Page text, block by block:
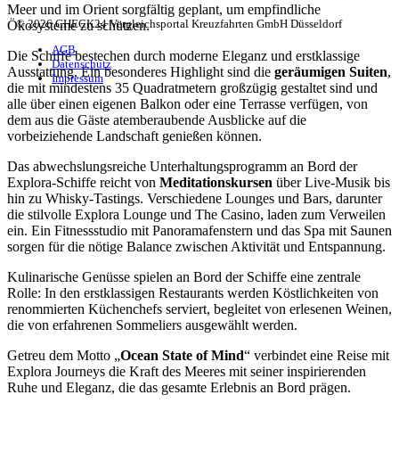
Meer und im Orient sorgfältig geplant, um empfindliche
Ökosysteme zu schützen.
Die Schiffe bestechen durch moderne Eleganz und erstklassige
Ausstattung. Ein besonderes Highlight sind die geräumigen Suiten,
die mit mindestens 35 Quadratmetern großzügig gestaltet sind und
alle über einen eigenen Balkon oder eine Terrasse verfügen, von
dem aus die Gäste atemberaubende Ausblicke auf die
vorbeiziehende Landschaft genießen können.
Das abwechslungsreiche Unterhaltungsprogramm an Bord der
Explora-Schiffe reicht von Meditationskursen über Live-Musik bis
hin zu Whisky-Tastings. Verschiedene Lounges und Bars, darunter
die stilvolle Explora Lounge und The Casino, laden zum Verweilen
ein. Ein Fitnessstudio mit Panoramafenstern und das Spa mit Saunen
sorgen für die nötige Balance zwischen Aktivität und Entspannung.
Kulinarische Genüsse spielen an Bord der Schiffe eine zentrale
Rolle: In den erstklassigen Restaurants werden Köstlichkeiten von
renommierten Küchenchefs serviert, begleitet von erlesenen Weinen,
die von erfahrenen Sommeliers ausgewählt werden.
Getreu dem Motto „Ocean State of Mind“ verbindet eine Reise mit
Explora Journeys die Kraft des Meeres mit seiner inspirierenden
Ruhe und Eleganz, die das gesamte Erlebnis an Bord prägen.
© 2026 CHECK24 Vergleichsportal Kreuzfahrten GmbH Düsseldorf
AGB
Datenschutz
Impressum